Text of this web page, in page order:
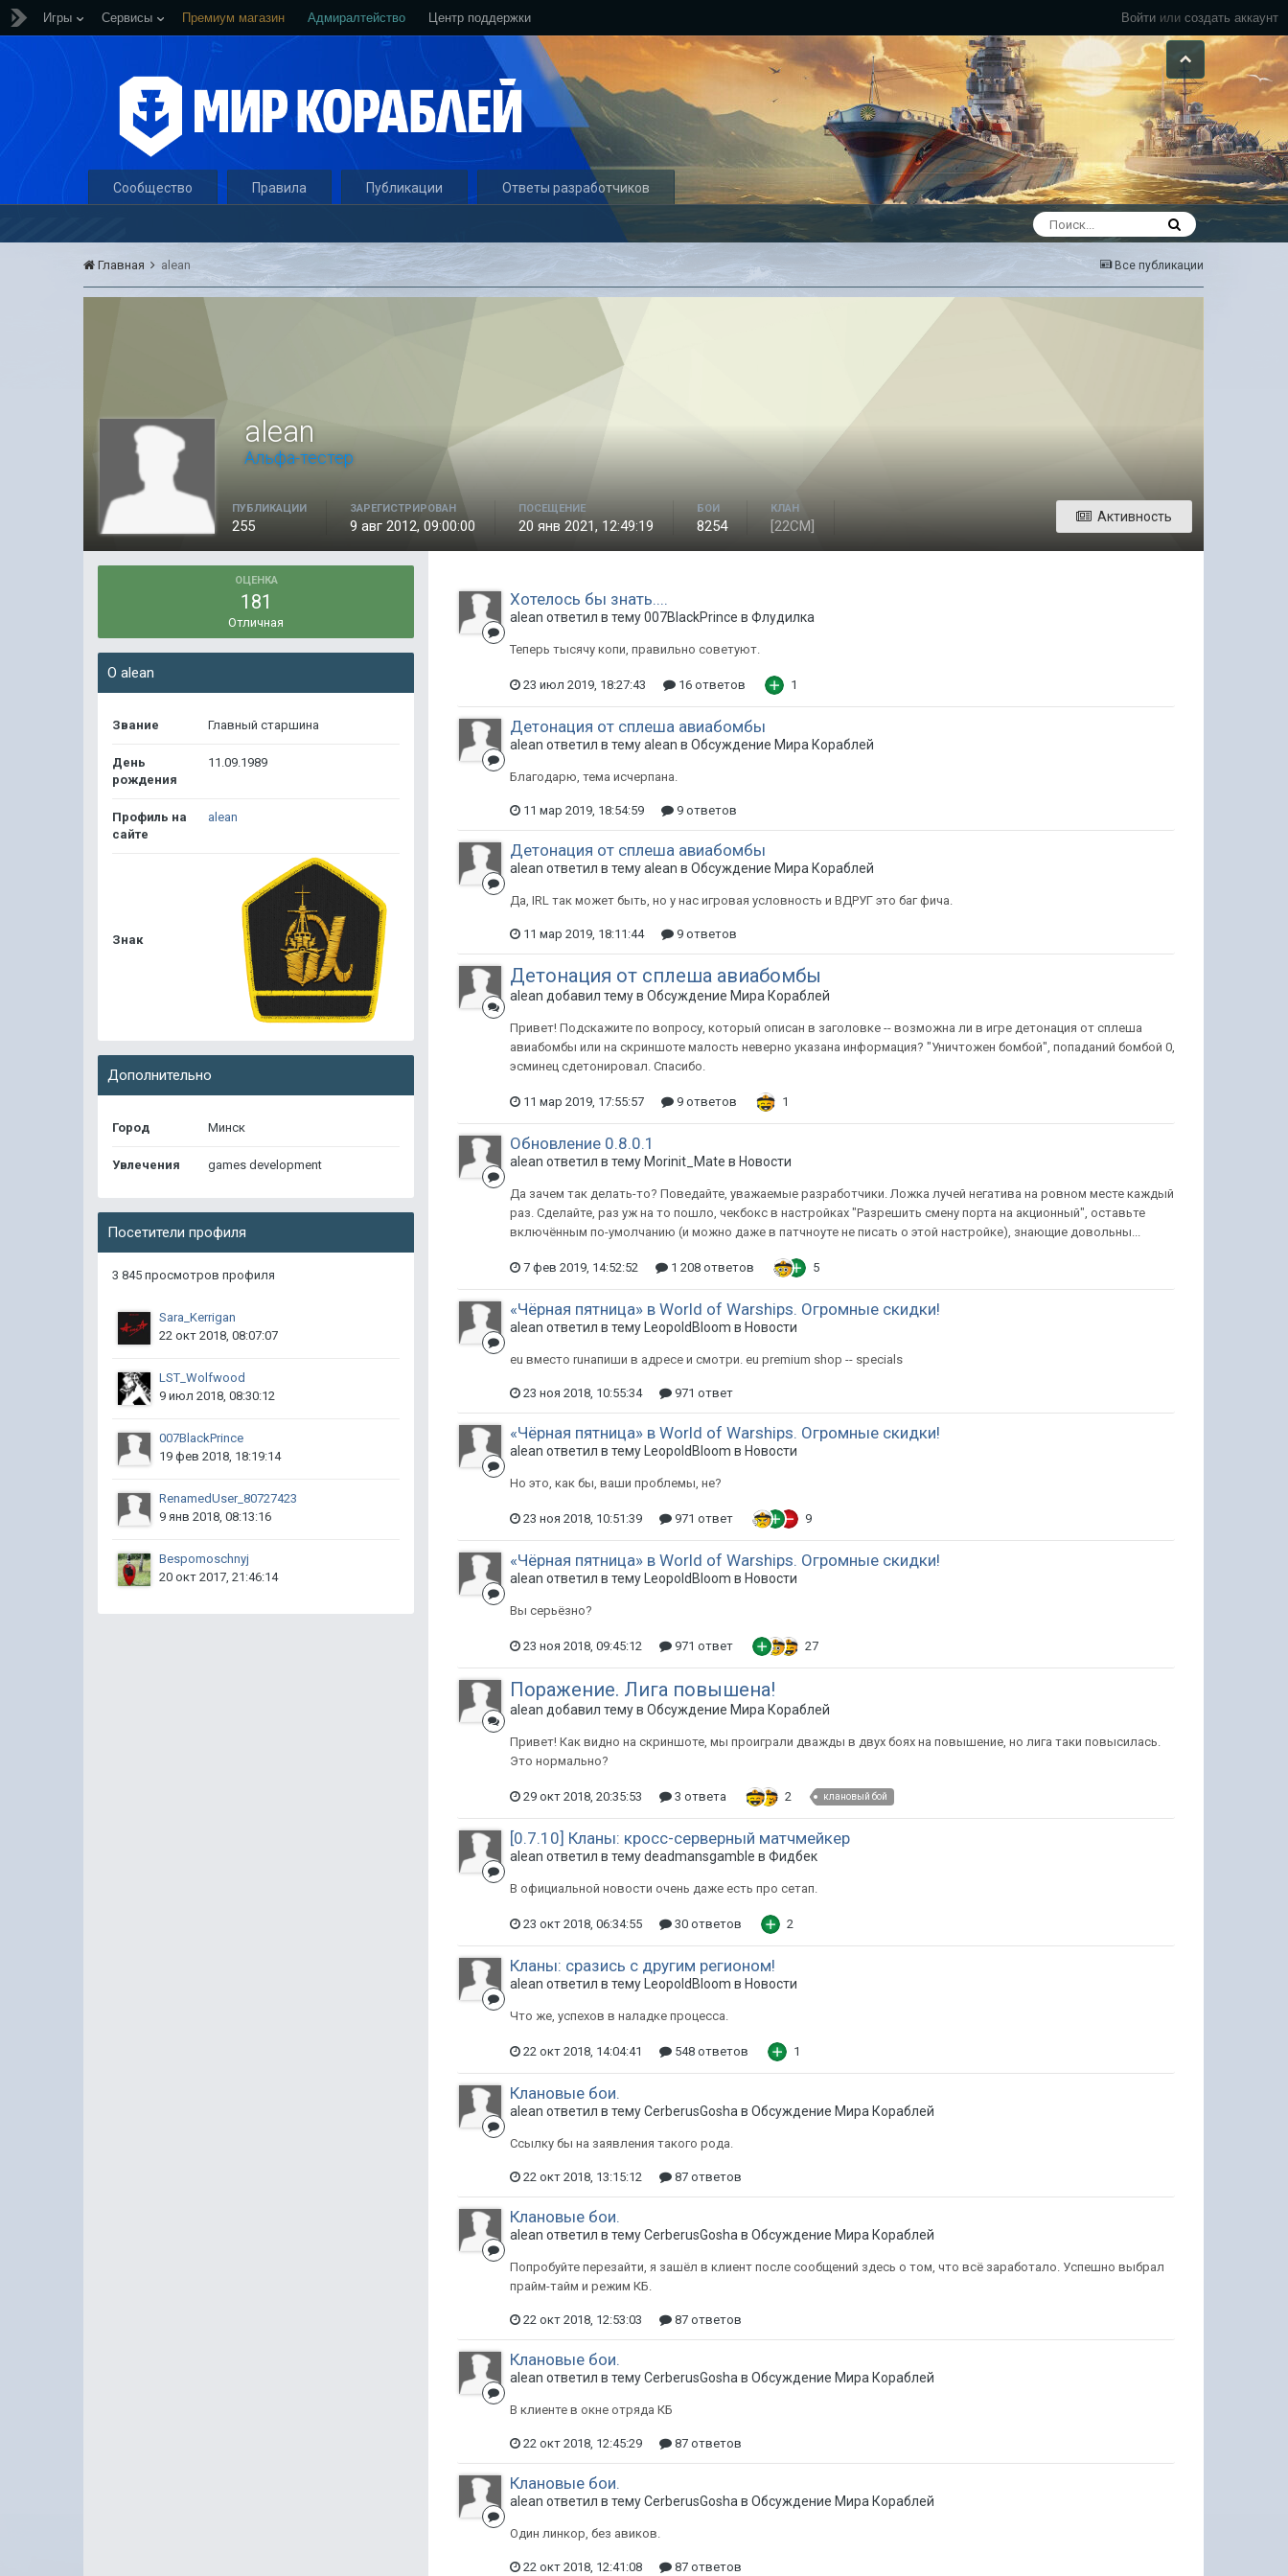
Войти или создать аккаунт
Игры Сервисы Премиум магазин Адмиралтейство Центр поддержки
Сообщество Правила Публикации Ответы разработчиков
Все публикации
Главная alean
alean
Альфа-тестер
Активность
ПУБЛИКАЦИИ
255
ЗАРЕГИСТРИРОВАН
9 авг 2012, 09:00:00
ПОСЕЩЕНИЕ
20 янв 2021, 12:49:19
БОИ
8254
КЛАН
[22CM]
ОЦЕНКА
181
Отличная
О alean
Звание Главный старшина
День
рождения
11.09.1989
Профиль на
сайте
alean
Знак
Дополнительно
Город Минск
Увлечения games development
Посетители профиля
3 845 просмотров профиля
Sara_Kerrigan
22 окт 2018, 08:07:07
LST_Wolfwood
9 июл 2018, 08:30:12
007BlackPrince
19 фев 2018, 18:19:14
RenamedUser_80727423
9 янв 2018, 08:13:16
Bespomoschnyj
20 окт 2017, 21:46:14
Хотелось бы знать....
alean ответил в тему 007BlackPrince вФлудилка
Теперь тысячу копи, правильно советуют.
23 июл 2019, 18:27:43 16 ответов 1
Детонация от сплеша авиабомбы
alean ответил в тему alean вОбсуждение Мира Кораблей
Благодарю, тема исчерпана.
11 мар 2019, 18:54:59 9 ответов
Детонация от сплеша авиабомбы
alean ответил в тему alean вОбсуждение Мира Кораблей
Да, IRL так может быть, но у нас игровая условность и ВДРУГ это баг фича.
11 мар 2019, 18:11:44 9 ответов
Детонация от сплеша авиабомбы
alean добавил тему вОбсуждение Мира Кораблей
Привет! Подскажите по вопросу, который описан в заголовке -- возможна ли в игре детонация от сплеша
авиабомбы или на скриншоте малость неверно указана информация? "Уничтожен бомбой", попаданий бомбой 0,
эсминец сдетонировал. Спасибо.
11 мар 2019, 17:55:57 9 ответов 1
Обновление 0.8.0.1
alean ответил в тему Morinit_Mate в Новости
Да зачем так делать-то? Поведайте, уважаемые разработчики. Ложка лучей негатива на ровном месте каждый
раз. Сделайте, раз уж на то пошло, чекбокс в настройках "Разрешить смену порта на акционный", оставьте
включённым по-умолчанию (и можно даже в патчноуте не писать о этой настройке), знающие довольны...
7 фев 2019, 14:52:52 1 208 ответов 5
«Чёрная пятница» в World of Warships. Огромные скидки!
alean ответил в тему LeopoldBloom в Новости
eu вместо ruнапиши в адресе и смотри. eu premium shop -- specials
23 ноя 2018, 10:55:34 971 ответ
«Чёрная пятница» в World of Warships. Огромные скидки!
alean ответил в тему LeopoldBloom в Новости
Но это, как бы, ваши проблемы, не?
23 ноя 2018, 10:51:39 971 ответ 9
«Чёрная пятница» в World of Warships. Огромные скидки!
alean ответил в тему LeopoldBloom в Новости
Вы серьёзно?
23 ноя 2018, 09:45:12 971 ответ 27
Поражение. Лига повышена!
alean добавил тему вОбсуждение Мира Кораблей
Привет! Как видно на скриншоте, мы проиграли дважды в двух боях на повышение, но лига таки повысилась.
Это нормально?
29 окт 2018, 20:35:53 3 ответа 2 клановый бой
[0.7.10] Кланы: кросс-серверный матчмейкер
alean ответил в тему deadmansgamble вФидбек
В официальной новости очень даже есть про сетап.
23 окт 2018, 06:34:55 30 ответов 2
Кланы: сразись с другим регионом!
alean ответил в тему LeopoldBloom в Новости
Что же, успехов в наладке процесса.
22 окт 2018, 14:04:41 548 ответов 1
Клановые бои.
alean ответил в тему CerberusGosha вОбсуждение Мира Кораблей
Ссылку бы на заявления такого рода.
22 окт 2018, 13:15:12 87 ответов
Клановые бои.
alean ответил в тему CerberusGosha вОбсуждение Мира Кораблей
Попробуйте перезайти, я зашёл в клиент после сообщений здесь о том, что всё заработало. Успешно выбрал
прайм-тайм и режим КБ.
22 окт 2018, 12:53:03 87 ответов
Клановые бои.
alean ответил в тему CerberusGosha вОбсуждение Мира Кораблей
В клиенте в окне отряда КБ
22 окт 2018, 12:45:29 87 ответов
Клановые бои.
alean ответил в тему CerberusGosha вОбсуждение Мира Кораблей
Один линкор, без авиков.
22 окт 2018, 12:41:08 87 ответов